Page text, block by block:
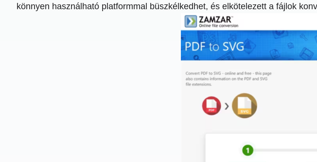
könnyen használható platformmal büszkélkedhet, és elkötelezett a fájlok